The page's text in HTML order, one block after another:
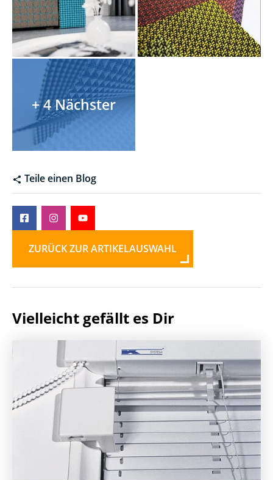
Teile einen Blog
ZURÜCK ZUR ARTIKELAUSWAHL
Vielleicht gefällt es Dir